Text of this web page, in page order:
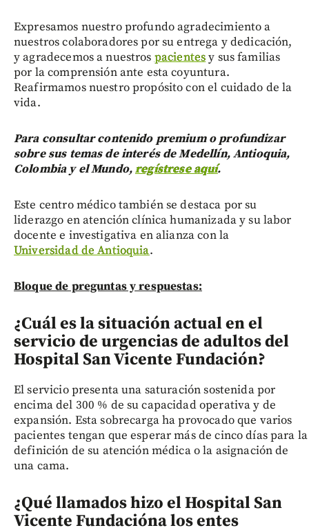
Expresamos nuestro profundo agradecimiento a
nuestros colaboradores por su entrega y dedicación,
y agradecemos a nuestros pacientesy sus familias
por la comprensión ante esta coyuntura.
Reafirmamos nuestro propósito con el cuidado de la
vida.
Para consultar contenido premium o profundizar
sobre sus temas de interés de Medellín, Antioquia,
Colombia y el Mundo,regístrese aquí.
Este centro médico también se destaca por su
liderazgo en atención clínica humanizada y su labor
docente e investigativa en alianza con la
Universidad de Antioquia.
Bloque de preguntas y respuestas:
¿Cuál es la situación actual en el
servicio de urgencias de adultos del
Hospital San Vicente Fundación?
El servicio presenta una saturación sostenida por
encima del 300 % de su capacidad operativa y de
expansión. Esta sobrecarga ha provocado que varios
pacientes tengan que esperar más de cinco días para la
definición de su atención médica o la asignación de
una cama.
¿Qué llamados hizo el Hospital San
Vicente Fundacióna los entes